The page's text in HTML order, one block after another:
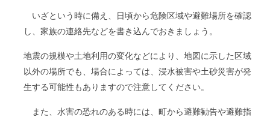
いざという時に備え、日頃から危険区域や避難場所を確認
し、家族の連絡先などを書き込んでおきましょう。
地震の規模や土地利用の変化などにより、地図に示した区域
以外の場所でも、場合によっては、浸水被害や土砂災害が発
生する可能性もありますので注意してください。
また、水害の恐れのある時には、町から避難勧告や避難指